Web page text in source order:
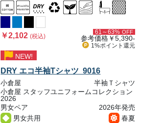
￥2,102(税込)
61～63% OFF
参考価格￥5,390-
1%ポイント 還元
NEW!
DRY エコ半袖Tシャツ 9016
小倉屋
半袖Ｔシャツ
小倉屋 スタッフユニフォームコレクション
2026
男女ペア
2026年発売
男女共用
春夏